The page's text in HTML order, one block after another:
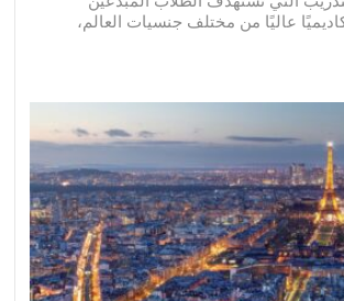
عاليًا من مختلف جنسيات العالم،